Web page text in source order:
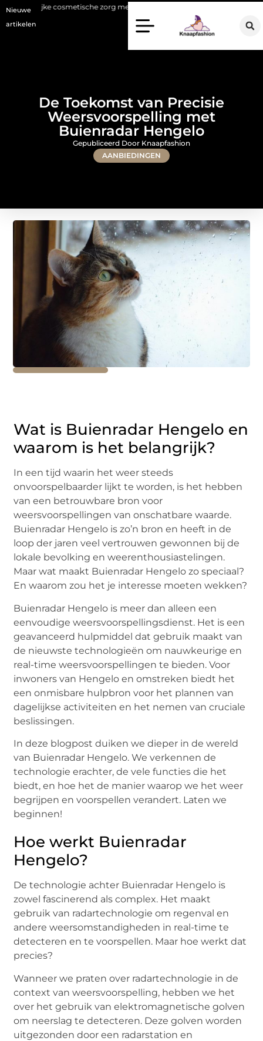
Nieuwe
artikelen
zorg met oog voor natuurlijke resultaten
De Toekomst van Precisie
Weersvoorspelling met
Buienradar Hengelo
AANBIEDINGEN
Gepubliceerd Door Knaapfashion
Wat is Buienradar Hengelo en
waarom is het belangrijk?
In een tijd waarin het weer steeds
onvoorspelbaarder lijkt te worden, is het hebben
van een betrouwbare bron voor
weersvoorspellingen van onschatbare waarde.
Buienradar Hengelo is zo’n bron en heeft in de
loop der jaren veel vertrouwen gewonnen bij de
lokale bevolking en weerenthousiastelingen.
Maar wat maakt Buienradar Hengelo zo speciaal?
En waarom zou het je interesse moeten wekken?
Buienradar Hengelo is meer dan alleen een
eenvoudige weersvoorspellingsdienst. Het is een
geavanceerd hulpmiddel dat gebruik maakt van
de nieuwste technologieën om nauwkeurige en
real-time weersvoorspellingen te bieden. Voor
inwoners van Hengelo en omstreken biedt het
een onmisbare hulpbron voor het plannen van
dagelijkse activiteiten en het nemen van cruciale
beslissingen.
In deze blogpost duiken we dieper in de wereld
van Buienradar Hengelo. We verkennen de
technologie erachter, de vele functies die het
biedt, en hoe het de manier waarop we het weer
begrijpen en voorspellen verandert. Laten we
beginnen!
Hoe werkt Buienradar
Hengelo?
De technologie achter Buienradar Hengelo is
zowel fascinerend als complex. Het maakt
gebruik van radartechnologie om regenval en
andere weersomstandigheden in real-time te
detecteren en te voorspellen. Maar hoe werkt dat
precies?
Wanneer we praten over radartechnologie in de
context van weersvoorspelling, hebben we het
over het gebruik van elektromagnetische golven
om neerslag te detecteren. Deze golven worden
uitgezonden door een radarstation en